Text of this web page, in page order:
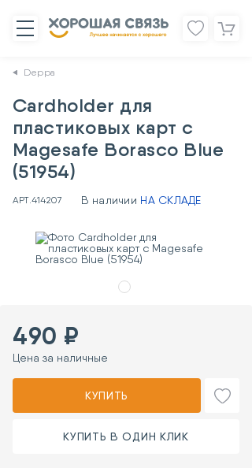
Deppa
Cardholder для
пластиковых карт с
Magesafe Borasco Blue
(51954)
АРТ.414207 В наличии НА СКЛАДЕ
490 ₽
Цена за наличные
КУПИТЬ
КУПИТЬ В ОДИН КЛИК